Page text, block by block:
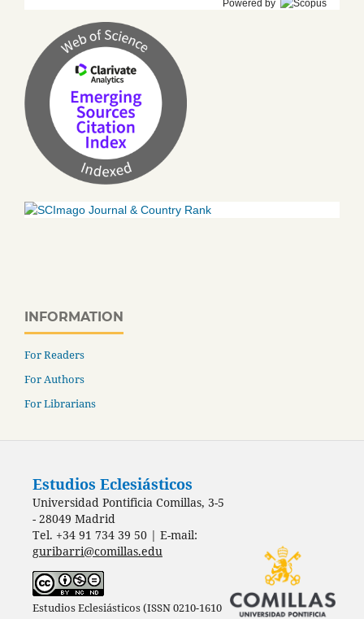
Powered by
INFORMATION
For Readers
For Authors
For Librarians
Estudios Eclesiásticos
Universidad Pontificia Comillas, 3-5
- 28049 Madrid
Tel. +34 91 734 39 50 | E-mail:
guribarri@comillas.edu
Estudios Eclesiásticos (ISSN 0210-1610